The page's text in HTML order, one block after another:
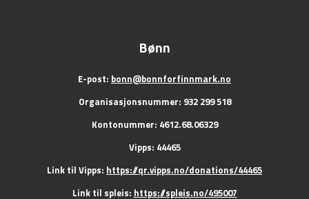
Bønn
E-post: bonn@bonnforfinnmark.no
Organisasjonsnummer: 932 299 518
Kontonummer: 4612.68.06329
Vipps: 44465
Link til Vipps: https://qr.vipps.no/donations/44465
Link til spleis: https://spleis.no/495007